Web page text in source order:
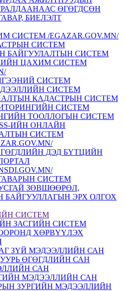
ӨГӨГДСӨН
БИЕЛЭЛТ
СИСТЕМ /EGAZAR.GOV.MN/
СИСТЕМ
БАЙГУУЛАЛТЫН СИСТЕМ
ЦАХИМ СИСТЕМ
СИСТЕМ
СИСТЕМ
КАДАСТРЫН СИСТЕМ
СИСТЕМ
ТООЛЛОГЫН СИСТЕМ
ИЙН ОНЛАЙН
СИСТЕМ
ДЭД БҮТЦИЙН
СИСТЕМ
ЗӨВШӨӨРӨЛ,
БАЙГУУЛЛАГЫН ЭРХ ОЛГОХ
СИСТЕМ
ЗАСГИЙН СИСТЕМ
ХӨРВҮҮЛЭХ
ЗҮЙ МЭДЭЭЛЛИЙН САН
ӨГӨГДЛИЙН САН
САН
МЭДЭЭЛЛИЙН САН
ЗУРГИЙН МЭДЭЭЛЛИЙН